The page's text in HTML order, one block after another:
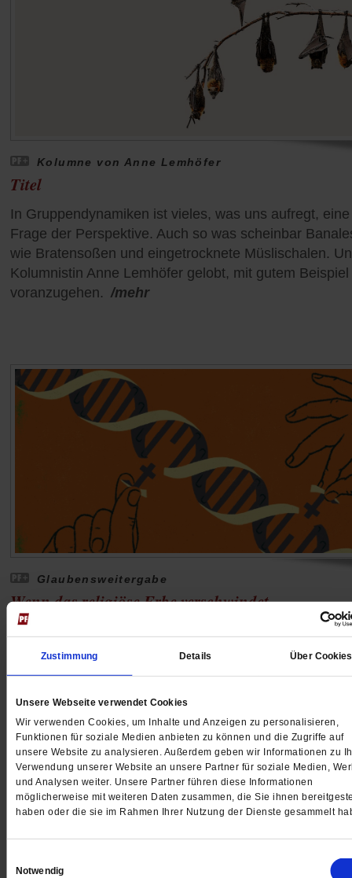
Zustimmung Details Über Cookies
Unsere Webseite verwendet Cookies
Wir verwenden Cookies, um Inhalte und Anzeigen zu personalisieren,
Funktionen für soziale Medien anbieten zu können und die Zugriffe auf
unsere Website zu analysieren. Außerdem geben wir Informationen zu
Verwendung unserer Website an unsere Partner für soziale Medien,
und Analysen weiter. Unsere Partner führen diese Informationen
möglicherweise mit weiteren Daten zusammen, die Sie ihnen
haben oder die sie im Rahmen Ihrer Nutzung der Dienste gesammelt
Notwendig
Kolumne von Anne Lemhöfer
Titel
In Gruppendynamiken ist vieles, was uns aufregt, eine
Frage der Perspektive. Auch so was scheinbar
wie Bratensoßen und eingetrocknete Müslischalen.
Kolumnistin Anne Lemhöfer gelobt, mit gutem Beispiel
voranzugehen. /mehr
Glaubensweitergabe
Wenn das religiöse Erbe verschwindet
Vielen jungen Menschen ist der Glaube der Großeltern
egal. Das kann zu Konflikten führen und großen